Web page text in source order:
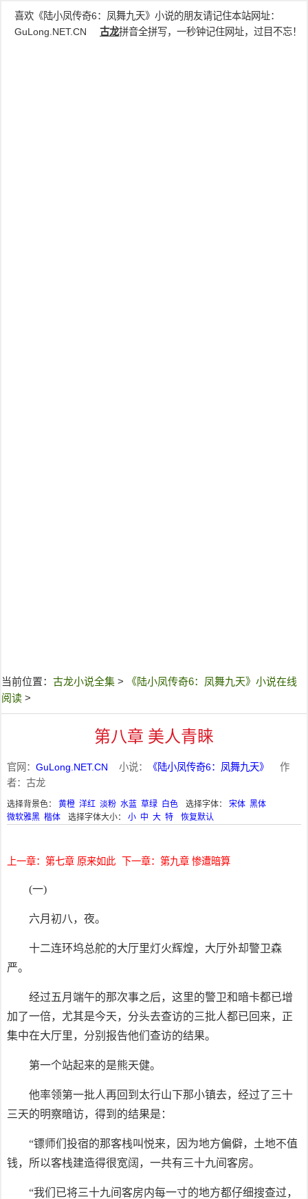
喜欢《陆小凤传奇6：凤舞九天》小说的朋友请记住本站网址：
GuLong.NET.CN
古龙拼音全拼写，一秒钟记住网址，过目不忘！
当前位置： 古龙小说全集 >
《陆小凤传奇6：凤舞九天》小说在线
阅读 >
第八章 美人青睐
官网： GuLong.NET.CN 小说： 《陆小凤传奇6：凤舞九天》
作
者：古龙
选择背景色： 黄橙 洋红 淡粉 水蓝 草绿 白色 选择字体： 宋体 黑体
微软雅黑 楷体 选择字体大小： 小 中 大 特 恢复默认
上一章：第七章 原来如此 下一章：第九章 惨遭暗算
(一)
六月初八，夜。
十二连环坞总舵的大厅里灯火辉煌，大厅外却警卫森
严。
经过五月端午的那次事之后，这里的警卫和暗卡都已增
加了一倍，尤其是今天，分头去查访的三批人都已回来，正
集中在大厅里，分别报告他们查访的结果。
第一个站起来的是熊天健。
他率领第一批人再回到太行山下那小镇去，经过了三十
三天的明察暗访，得到的结果是：
“镖师们投宿的那客栈叫悦来，因为地方偏僻，土地不值
钱，所以客栈建造得很宽阔，一共有三十九间客房。
“我们已将三十九间客房内每一寸的地方都仔细搜查过，